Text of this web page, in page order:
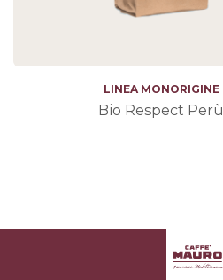
LINEA MONORIGINE
Bio Respect Perù